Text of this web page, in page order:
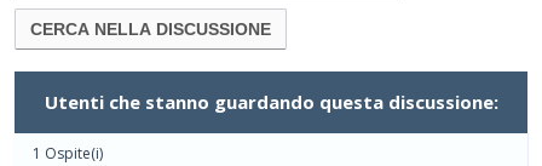
Utenti che stanno guardando questa discussione:
1 Ospite(i)